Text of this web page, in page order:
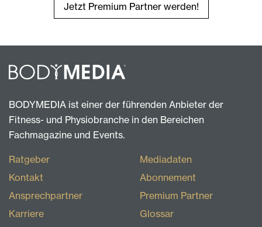
Jetzt Premium Partner werden!
BODYMEDIA ist einer der führenden Anbieter der
Fitness- und Physiobranche in den Bereichen
Fachmagazine und Events.
Ratgeber
Kontakt
Ansprechpartner
Karriere
Mediadaten
Abonnement
Premium Partner
Glossar